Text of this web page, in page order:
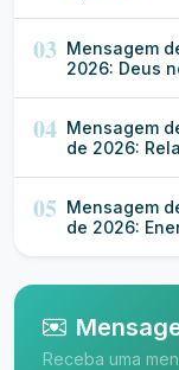
03 Mensagem
2026: Deus
04 Mensagem
de 2026:
05 Mensagem
de 2026:
Receba uma